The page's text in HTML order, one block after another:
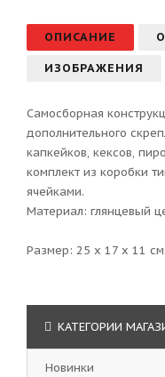
ОПИСАНИЕ
ИЗОБРАЖЕНИЯ
Самосборная
дополнительного
капкейков, кексов,
комплект из коробки
ячейками.
Материал: глянцевый
Размер: 25 х 17 х 11 см.
КАТЕГОРИИ
Новинки